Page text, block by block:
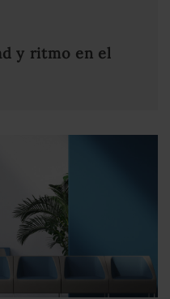
y ritmo en el